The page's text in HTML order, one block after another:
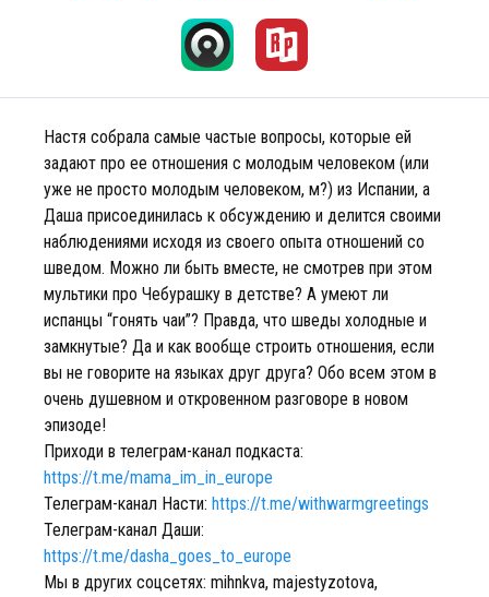
Настя собрала самые частые вопросы, которые ей
задают про ее отношения с молодым человеком (или
уже не просто молодым человеком, м?) из Испании, а
Даша присоединилась к обсуждению и делится своими
наблюдениями исходя из своего опыта отношений со
шведом. Можно ли быть вместе, не смотрев при этом
мультики про Чебурашку в детстве? А умеют ли
испанцы “гонять чаи”? Правда, что шведы холодные и
замкнутые? Да и как вообще строить отношения, если
вы не говорите на языках друг друга? Обо всем этом в
очень душевном и откровенном разговоре в новом
эпизоде!
Приходи в телеграм-канал подкаста:
https://t.me/mama_im_in_europe
Телеграм-канал Насти: https://t.me/withwarmgreetings
Телеграм-канал Даши:
https://t.me/dasha_goes_to_europe
Мы в других соцсетях: mihnkva, majestyzotova,